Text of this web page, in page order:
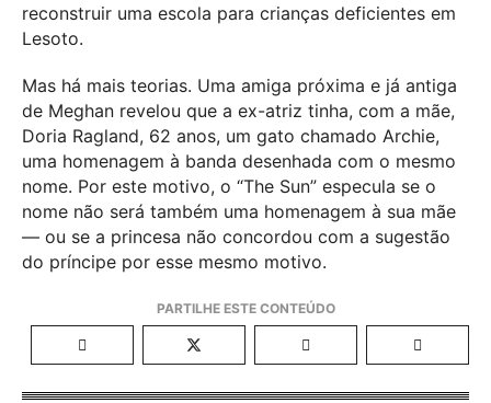
reconstruir uma escola para crianças deficientes em
Lesoto.
Mas há mais teorias. Uma amiga próxima e já antiga
de Meghan revelou que a ex-atriz tinha, com a mãe,
Doria Ragland, 62 anos, um gato chamado Archie,
uma homenagem à banda desenhada com o mesmo
nome. Por este motivo, o “The Sun” especula se o
nome não será também uma homenagem à sua mãe
— ou se a princesa não concordou com a sugestão
do príncipe por esse mesmo motivo.